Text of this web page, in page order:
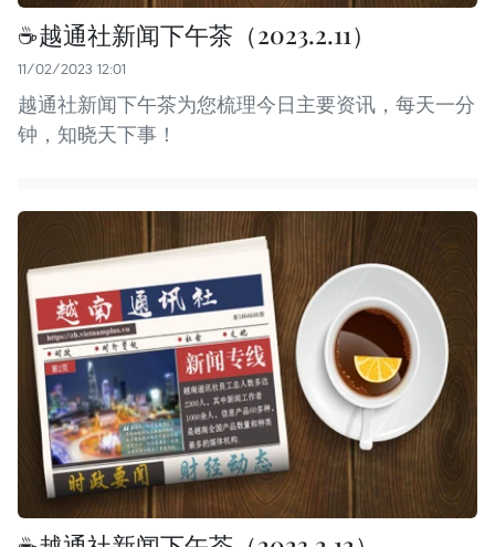
☕️越通社新闻下午茶（2023.2.11）
11/02/2023 12:01
越通社新闻下午茶为您梳理今日主要资讯，每天一分
钟，知晓天下事！